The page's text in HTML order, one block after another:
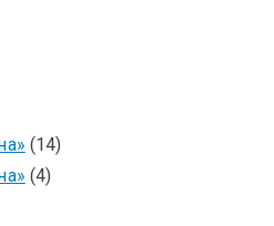
(14)
(4)